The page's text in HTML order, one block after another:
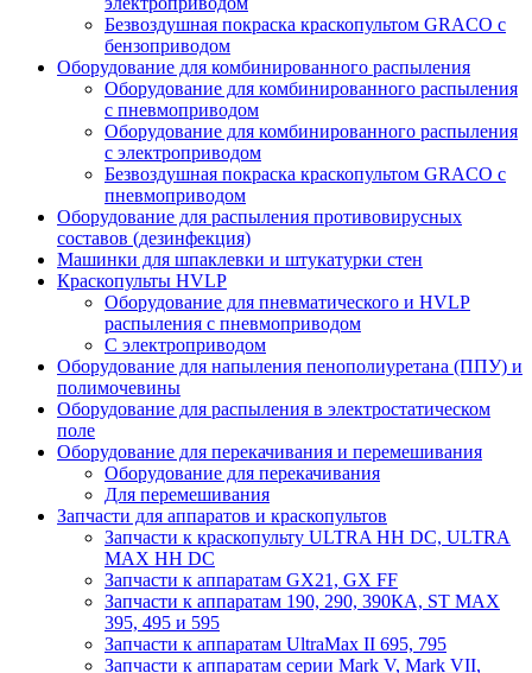
Безвоздушная покраска краскопультом GRACO с
бензоприводом
Оборудование для комбинированного распыления
Оборудование для комбинированного распыления
с пневмоприводом
Оборудование для комбинированного распыления
с электроприводом
Безвоздушная покраска краскопультом GRACO с
пневмоприводом
Оборудование для распыления противовирусных
составов (дезинфекция)
Машинки для шпаклевки и штукатурки стен
Краскопульты HVLP
Оборудование для пневматического и HVLP
распыления с пневмоприводом
C электроприводом
Оборудование для напыления пенополиуретана (ППУ) и
полимочевины
Оборудование для распыления в электростатическом
поле
Оборудование для перекачивания и перемешивания
Оборудование для перекачивания
Для перемешивания
Запчасти для аппаратов и краскопультов
Запчасти к краскопульту ULTRA HH DC, ULTRA
MAX HH DC
Запчасти к аппаратам GX21, GX FF
Запчасти к аппаратам 190, 290, 390КА, ST MAX
395, 495 и 595
Запчасти к аппаратам UltraMax II 695, 795
Запчасти к аппаратам серии Mark V, Mark VII,